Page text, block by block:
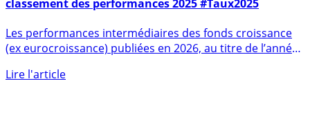
classement des performances 2025 #Taux2025
(ex eurocroissance) publiées en 2026, au titre de l’année